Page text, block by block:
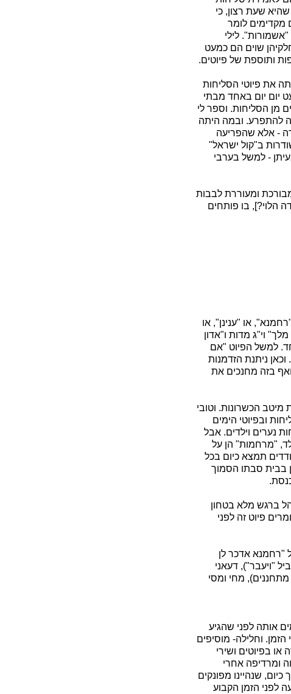
שעת רצון, כי
מקדימים לומר
לילי
שוים הם כמעט
ותוספת של פיוטים.
את פיוטי הסליחות
יום יום באחד מבתי
מן הסליחות. וספר לי
להתפרע. ובמה היתה
- אלא שהפריעה
ב"קול ישראל"
- למשל בערבי
ומעוררת לבבות
הלוי?], בו פותחים
או "ענינן", או
וי"ג מדות ו"אדון
למשל הפיוט "אם
ניתנת הזדמנות
בזה מחנכים את
הכשרונות. וטובי
ובפיוטי הימים
נערים וילדים. אבל
"מרחמות" הן על
תמצא כיום בכל
ללון בבית סבתו הסמוך
ברגש מלא בטחון
פיוט זה לפני
"רחמנא אדכר לן
"ויעבר"), דעאני
מתחננים), מחי ומסי
אותה לפני שהגיע
וחלילה- מוסיפים
בפיוטים ושירי
ומרדיפה אחרי
שנהיינו מפונקים
לפני הזמן הקבוע